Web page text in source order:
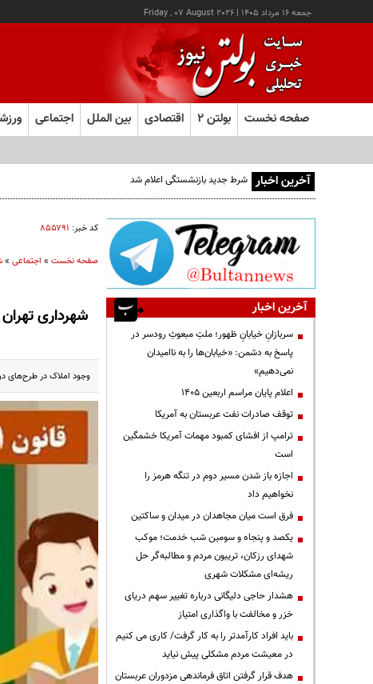
جمعه ۱۶ مرداد ۱۴۰۵ |
Friday , 07 August 2026
صفحه نخست بولتن ۲ اقتصادی بین الملل اجتماعی
آخرین اخبار شرط جدید بازنشستگی اعلام شد
کد خبر: ۸۵۵۷۹۱
صفحه نخست» اجتماعی»
شهرداری
وجود املاک در طرح‌های
آخرین اخبار
سربازانِ خیابانِ ظهور؛ ملتِ مبعوثِ رودسر در
پاسخ به دشمن: «خیابان‌ها را به ناامیدان
نمی‌دهیم»
اعلام پایان مراسم اربعین ۱۴۰۵
توقف صادرات نفت عربستان به آمریکا
ترامپ از افشای کمبود مهمات آمریکا خشمگین
است
اجازه باز شدن مسیر دوم در تنگه هرمز را
نخواهیم داد
فرق است میان مجاهدان در میدان و ساکتین
یکصد و پنجاه و سومین شب خدمت؛ موکب
شهدای رزکان، تریبون مردم و مطالبه‌گر حل
ریشه‌ای مشکلات شهری
هشدار حاجی دلیگانی درباره تغییر سهم دریای
خزر و مخالفت با واگذاری امتیاز
باید افراد کارآمدتر را به کار گرفت/ کاری می کنیم
در معیشت مردم مشکلی پیش نیاید
هدف قرار گرفتن اتاق‌ فرماندهی مزدوران عربستان